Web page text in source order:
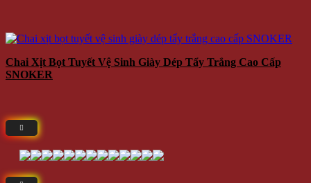
Chai Xịt Bọt Tuyết Vệ Sinh Giày Dép Tẩy Trắng Cao Cấp
SNOKER